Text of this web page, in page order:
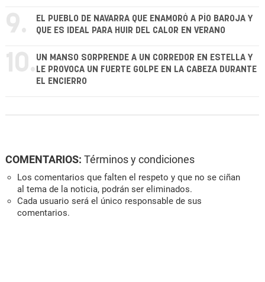
9.
EL PUEBLO DE NAVARRA QUE ENAMORÓ A PÍO BAROJA Y
QUE ES IDEAL PARA HUIR DEL CALOR EN VERANO
10. UN MANSO SORPRENDE A UN CORREDOR EN ESTELLA Y
LE PROVOCA UN FUERTE GOLPE EN LA CABEZA DURANTE
EL ENCIERRO
COMENTARIOS: Términos y condiciones
Los comentarios que falten el respeto y que no se ciñan
al tema de la noticia, podrán ser eliminados.
Cada usuario será el único responsable de sus
comentarios.